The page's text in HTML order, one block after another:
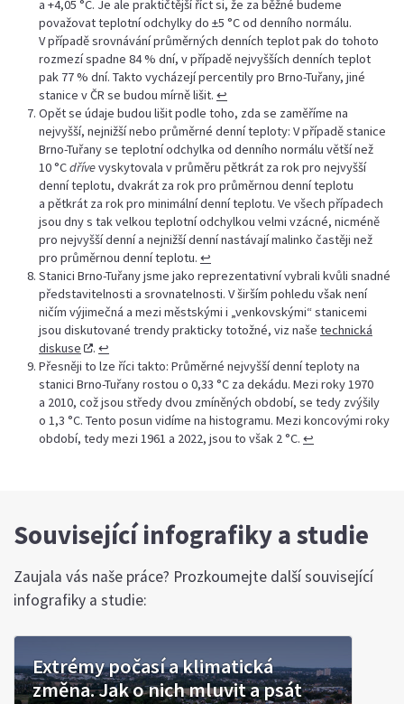
a +4,05 °C. Je ale praktičtější říct si, že za běžné budeme
považovat teplotní odchylky do ±5 °C od denního normálu.
V případě srovnávání průměrných denních teplot pak do tohoto
rozmezí spadne 84 % dní, v případě nejvyšších denních teplot
pak 77 % dní. Takto vycházejí percentily pro Brno-Tuřany, jiné
stanice v ČR se budou mírně lišit. ↩︎
Opět se údaje budou lišit podle toho, zda se zaměříme na
nejvyšší, nejnižší nebo průměrné denní teploty: V případě stanice
Brno-Tuřany se teplotní odchylka od denního normálu větší než
10 °Cdřívevyskytovala v průměru pětkrát za rok pro nejvyšší
denní teplotu, dvakrát za rok pro průměrnou denní teplotu
a pětkrát za rok pro minimální denní teplotu. Ve všech případech
jsou dny s tak velkou teplotní odchylkou velmi vzácné, nicméně
pro nejvyšší denní a nejnižší denní nastávají malinko častěji než
pro průměrnou denní teplotu. ↩︎
Stanici Brno-Tuřany jsme jako reprezentativní vybrali kvůli snadné
představitelnosti a srovnatelnosti. V širším pohledu však není
ničím výjimečná a mezi městskými i „venkovskými“ stanicemi
jsou diskutované trendy prakticky totožné, viz naše technická
diskuse
.↩︎
Přesněji to lze říci takto: Průměrné nejvyšší denní teploty na
stanici Brno-Tuřany rostou o 0,33 °C za dekádu. Mezi roky 1970
a 2010, což jsou středy dvou zmíněných období, se tedy zvýšily
o 1,3 °C. Tento posun vidíme na histogramu. Mezi koncovými roky
období, tedy mezi 1961 a 2022, jsou to však 2 °C. ↩︎
Související infografiky a studie
Zaujala vás naše práce? Prozkoumejte další související
infografiky a studie:
Extrémy počasí a klimatická
změna. Jak o nich mluvit a psát